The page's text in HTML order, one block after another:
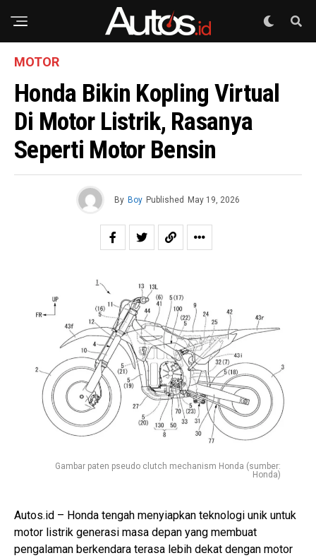
MOTOR
Honda Bikin Kopling Virtual
Di Motor Listrik, Rasanya
Seperti Motor Bensin
By Boy Published May 19, 2026
Gambar paten pseudo clutch mechanism Honda (sumber:
Honda)
Autos.id – Honda tengah menyiapkan teknologi unik untuk
motor listrik generasi masa depan yang membuat
pengalaman berkendara terasa lebih dekat dengan motor